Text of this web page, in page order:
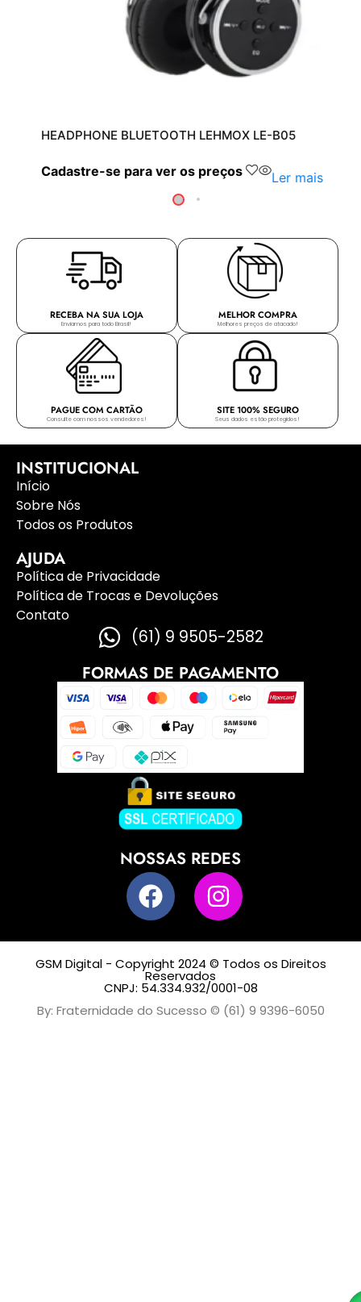
HEADPHONE BLUETOOTH LEHMOX LE-B05
Cadastre-se para ver os preços Ler mais
RECEBA NA SUA LOJA
Enviamos para todo Brasil!
MELHOR COMPRA
Melhores preços de atacado!
PAGUE COM CARTÃO
Consulte com nossos vendedores!
SITE 100% SEGURO
Seus dados estão protegidos!
INSTITUCIONAL
Início
Sobre Nós
Todos os Produtos
AJUDA
Política de Privacidade
Política de Trocas e Devoluções
Contato
(61) 9 9505-2582
FORMAS DE PAGAMENTO
NOSSAS REDES
GSM Digital - Copyright 2024 © Todos os Direitos
Reservados
CNPJ: 54.334.932/0001-08
By: Fraternidade do Sucesso © (61) 9 9396-6050